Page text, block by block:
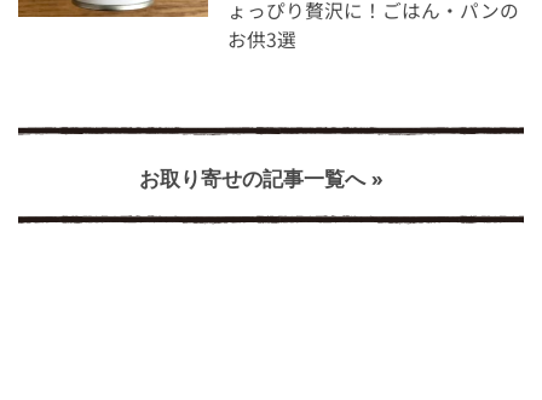
ょっぴり贅沢に！ごはん・パンの
お供3選
お取り寄せの記事一覧へ »